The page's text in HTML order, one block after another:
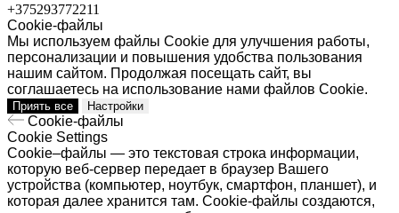
+375293772211
Cookie-файлы
Мы используем файлы Cookie для улучшения работы,
персонализации и повышения удобства пользования
нашим сайтом. Продолжая посещать сайт, вы
соглашаетесь на использование нами файлов Cookie.
Приять все Настройки
Cookie-файлы
Cookie Settings
Cookie–файлы — это текстовая строка информации,
которую веб-сервер передает в браузер Вашего
устройства (компьютер, ноутбук, смартфон, планшет), и
которая далее хранится там. Cookie-файлы создаются,